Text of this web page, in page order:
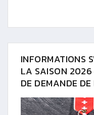
INFORMATIONS
LA SAISON 2026
DE DEMANDE